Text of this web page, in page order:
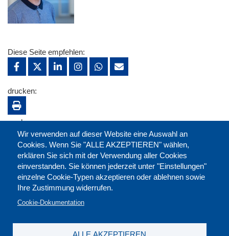
Wir verwenden auf dieser Website eine Auswahl an
Cookies. Wenn Sie "ALLE AKZEPTIEREN" wählen,
erklären Sie sich mit der Verwendung aller Cookies
einverstanden. Sie können jederzeit unter "Einstellungen"
einzelne Cookie-Typen akzeptieren oder ablehnen sowie
Ihre Zustimmung widerrufen.
Cookie-Dokumentation
ALLE AKZEPTIEREN
Diese Seite empfehlen:
drucken:
merken: